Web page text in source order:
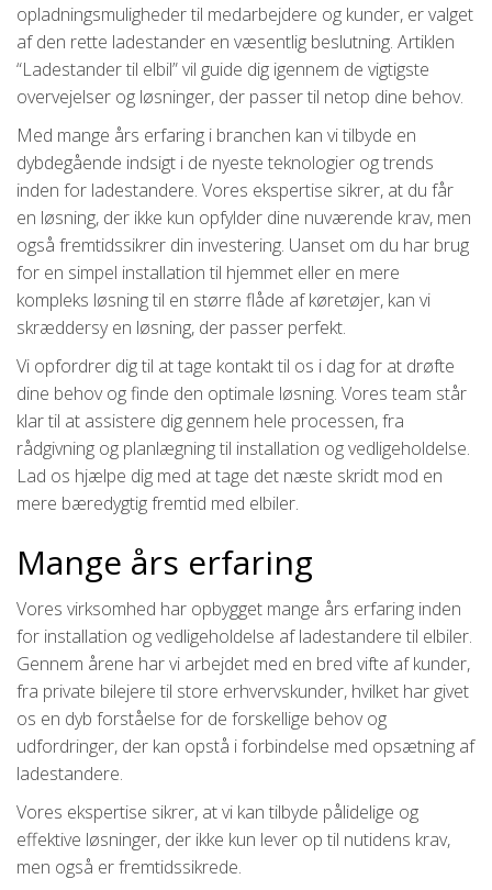
opladningsmuligheder til medarbejdere og kunder, er valget
af den rette ladestander en væsentlig beslutning. Artiklen
“Ladestander til elbil” vil guide dig igennem de vigtigste
overvejelser og løsninger, der passer til netop dine behov.
Med mange års erfaring i branchen kan vi tilbyde en
dybdegående indsigt i de nyeste teknologier og trends
inden for ladestandere. Vores ekspertise sikrer, at du får
en løsning, der ikke kun opfylder dine nuværende krav, men
også fremtidssikrer din investering. Uanset om du har brug
for en simpel installation til hjemmet eller en mere
kompleks løsning til en større flåde af køretøjer, kan vi
skræddersy en løsning, der passer perfekt.
Vi opfordrer dig til at tage kontakt til os i dag for at drøfte
dine behov og finde den optimale løsning. Vores team står
klar til at assistere dig gennem hele processen, fra
rådgivning og planlægning til installation og vedligeholdelse.
Lad os hjælpe dig med at tage det næste skridt mod en
mere bæredygtig fremtid med elbiler.
Mange års erfaring
Vores virksomhed har opbygget mange års erfaring inden
for installation og vedligeholdelse af ladestandere til elbiler.
Gennem årene har vi arbejdet med en bred vifte af kunder,
fra private bilejere til store erhvervskunder, hvilket har givet
os en dyb forståelse for de forskellige behov og
udfordringer, der kan opstå i forbindelse med opsætning af
ladestandere.
Vores ekspertise sikrer, at vi kan tilbyde pålidelige og
effektive løsninger, der ikke kun lever op til nutidens krav,
men også er fremtidssikrede.